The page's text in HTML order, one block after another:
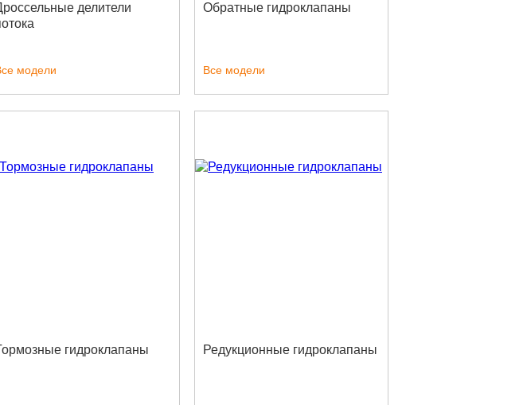
делители
модели
Обратные гидроклапаны
Все модели
гидроклапаны Редукционные гидроклапаны